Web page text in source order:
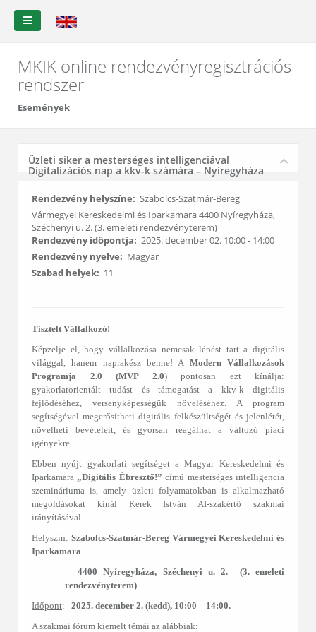
MKIK online rendezvényregisztrációs
rendszer
Események
Üzleti siker a mesterséges intelligenciával
Digitalizációs nap a kkv-k számára – Nyíregyháza
Rendezvény helyszíne: Szabolcs-Szatmár-Bereg
Vármegyei Kereskedelmi és Iparkamara 4400 Nyíregyháza,
Széchenyi u. 2. (3. emeleti rendezvényterem)
Rendezvény időpontja: 2025. december 02. 10:00 - 14:00
Rendezvény nyelve: Magyar
Szabad helyek: 11
Tisztelt Vállalkozó!
Képzelje el, hogy vállalkozása nemcsak lépést tart a digitális
világgal, hanem naprakész benne! A Modern Vállalkozások
Programja 2.0 (MVP 2.0) pontosan ezt kínálja:
gyakorlatorientált tudást és támogatást a kkv-k digitális
fejlődéséhez, versenyképességük növeléséhez. A program
segítségével megerősítheti digitális felkészültségét és jelenlétét,
növelheti bevételeit, és gyorsan reagálhat a változó piaci
igényekre.
Ebben nyújt gyakorlati segítséget a Magyar Kereskedelmi és
Iparkamara„Digitális Ébresztő!” című mesterséges intelligencia
szemináriuma is, amely üzleti folyamatokban is alkalmazható
megoldásokat kínál Kerek István AI-szakértő szakmai
irányításával.
Helyszín: Szabolcs-Szatmár-Bereg Vármegyei Kereskedelmi és
Iparkamara
4400 Nyíregyháza, Széchenyi u. 2.
(3. emeleti
rendezvényterem)
Időpont:
2025. december 2. (kedd), 10:00 – 14:00.
A szakmai fórum kiemelt témái az alábbiak: